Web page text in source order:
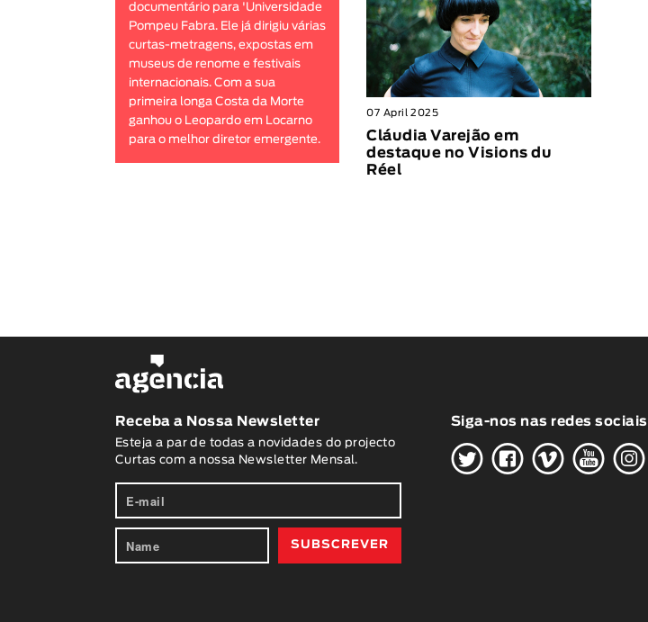
documentário para 'Universidade
Pompeu Fabra. Ele já dirigiu várias
curtas-metragens, expostas em
museus de renome e festivais
internacionais. Com a sua
primeira longa Costa da Morte
ganhou o Leopardo em Locarno
para o melhor diretor emergente.
07 April 2025
Cláudia Varejão em
destaque no Visions du
Réel
Receba a Nossa Newsletter
Esteja a par de todas a novidades do projecto
Curtas com a nossa Newsletter Mensal.
Siga-nos nas redes sociais
HGWOK